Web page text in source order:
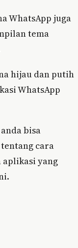
WhatsApp juga
tema
hijau dan putih
WhatsApp
bisa
cara
aplikasi yang